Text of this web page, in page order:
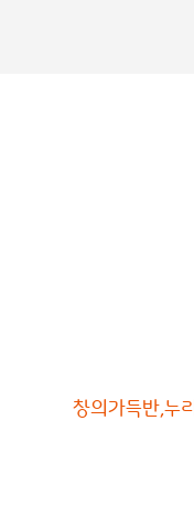
창의가득반,누